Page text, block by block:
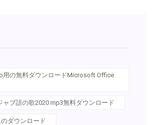
用の無料ダウンロードMicrosoft Office
ャブ語の歌2020 mp3無料ダウンロード
ダウンロード